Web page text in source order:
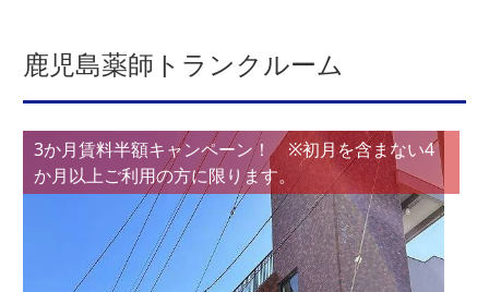
鹿児島薬師トランクルーム
3か月賃料半額キャンペーン！ ※初月を含まない4
か月以上ご利用の方に限ります。